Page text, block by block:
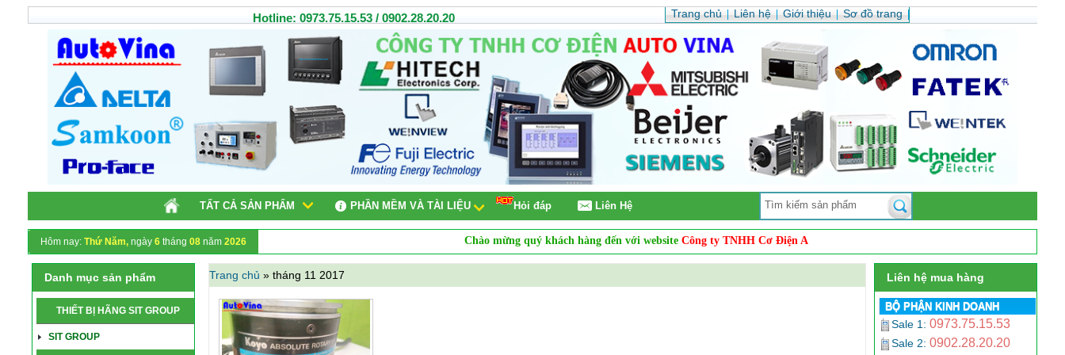
Hotline: 0973.75.15.53 / 0902.28.20.20 Trang chủ Liên hệ Giới thiệu Sơ đồ trang
TẤT CẢ SẢN PHẨM PHẦN MỀM VÀ TÀI LIỆU Hỏi đáp Liên Hệ
Hôm nay: Thứ Năm, ngày 6tháng 08năm 2026 Chào mừng quý khách hàng đến với websiteCông ty TNHH Cơ Điện Auto Vina
Danh mục sản phẩm
THIẾT BỊ HÃNG SIT GROUP
SIT GROUP
Liên hệ mua hàng
BỘ PHẬN KINH DOANH
Sale 1:0973.75.15.53
Sale 2:0902.28.20.20
Trang chủ » tháng 11 2017